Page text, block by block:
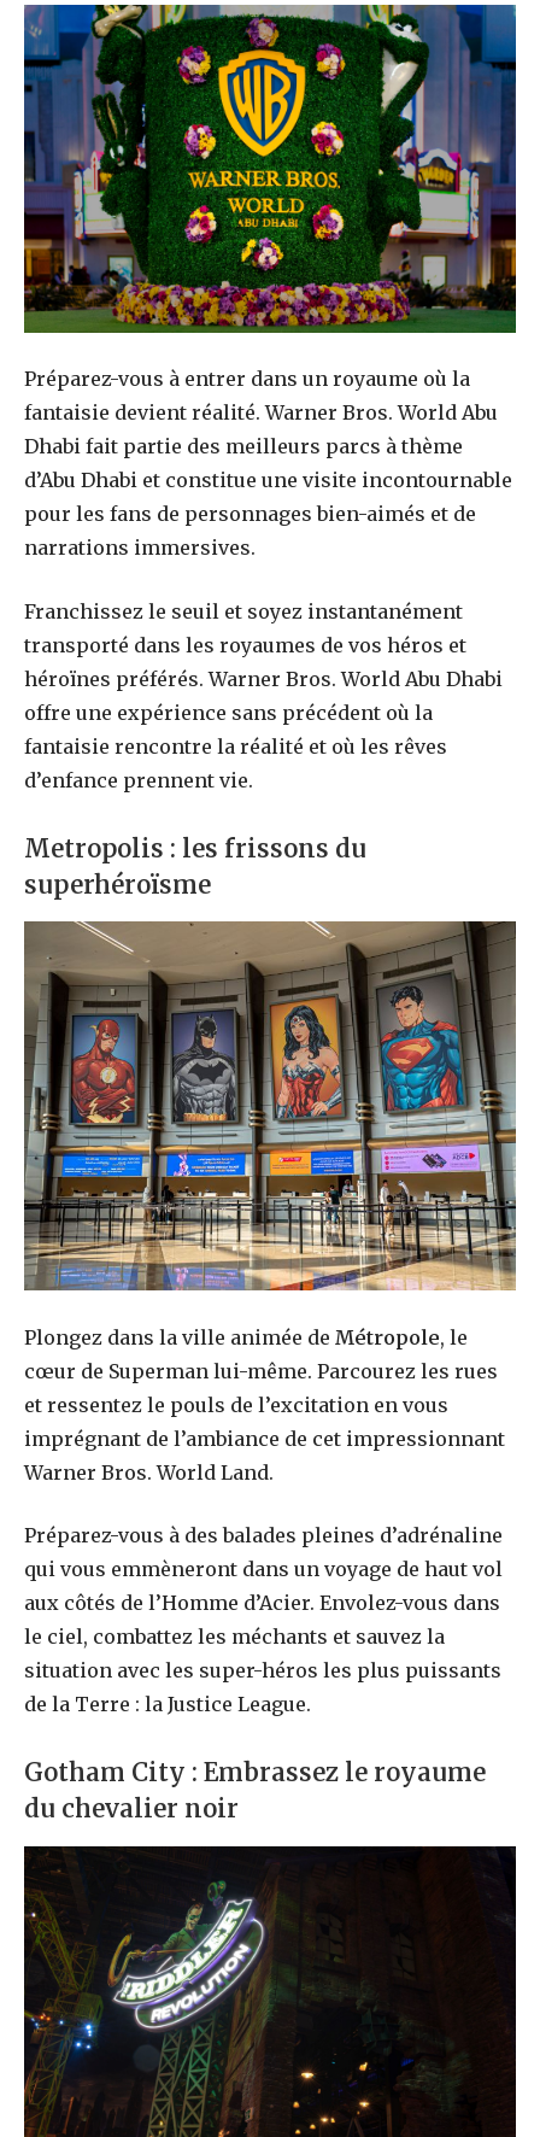
Préparez-vous à entrer dans un royaume où la
fantaisie devient réalité. Warner Bros. World Abu
Dhabi fait partie des meilleurs parcs à thème
d’Abu Dhabi et constitue une visite incontournable
pour les fans de personnages bien-aimés et de
narrations immersives.
Franchissez le seuil et soyez instantanément
transporté dans les royaumes de vos héros et
héroïnes préférés. Warner Bros. World Abu Dhabi
offre une expérience sans précédent où la
fantaisie rencontre la réalité et où les rêves
d’enfance prennent vie.
Metropolis : les frissons du
superhéroïsme
Plongez dans la ville animée de Métropole, le
cœur de Superman lui-même. Parcourez les rues
et ressentez le pouls de l’excitation en vous
imprégnant de l’ambiance de cet impressionnant
Warner Bros. World Land.
Préparez-vous à des balades pleines d’adrénaline
qui vous emmèneront dans un voyage de haut vol
aux côtés de l’Homme d’Acier. Envolez-vous dans
le ciel, combattez les méchants et sauvez la
situation avec les super-héros les plus puissants
de la Terre : la Justice League.
Gotham City : Embrassez le royaume
du chevalier noir